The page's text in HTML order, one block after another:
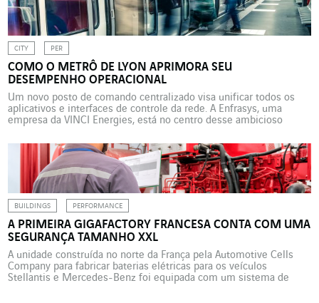
CITY PER
COMO O METRÔ DE LYON APRIMORA SEU
DESEMPENHO OPERACIONAL
Um novo posto de comando centralizado visa unificar todos os
aplicativos e interfaces de controle da rede. A Enfrasys, uma
empresa da VINCI Energies, está no centro desse ambicioso
Com suas 4 linhas, 34 km de trilhos e 42 estações, o metrô de
Lyon é a segunda maior […]
BUILDINGS PERFORMANCE
A PRIMEIRA GIGAFACTORY FRANCESA CONTA COM UMA
SEGURANÇA TAMANHO XXL
A unidade construída no norte da França pela Automotive Cells
Company para fabricar baterias elétricas para os veículos
Stellantis e Mercedes-Benz foi equipada com um sistema de